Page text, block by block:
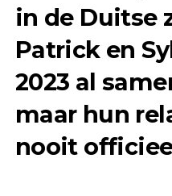
in de Duitse
Patrick en
2023 al
maar hun
nooit